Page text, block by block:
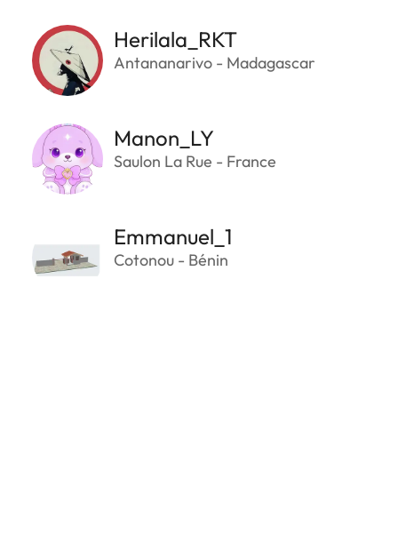
Herilala_RKT
Antananarivo - Madagascar
Manon_LY
Saulon La Rue - France
Emmanuel_1
Cotonou - Bénin